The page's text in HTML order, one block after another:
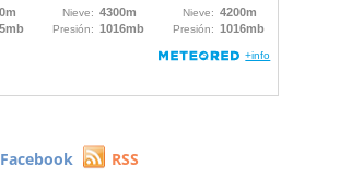
Facebook RSS